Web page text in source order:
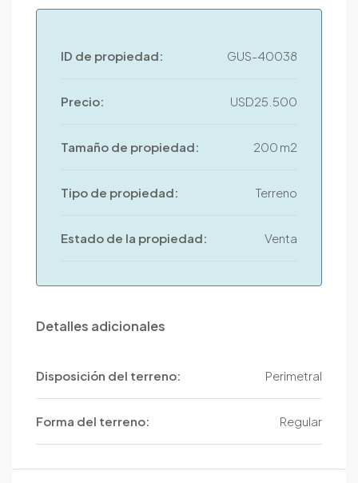
ID de propiedad: GUS-40038
Precio: USD25.500
Tamaño de propiedad: 200 m2
Tipo de propiedad: Terreno
Estado de la propiedad: Venta
Detalles adicionales
Disposición del terreno: Perimetral
Forma del terreno: Regular